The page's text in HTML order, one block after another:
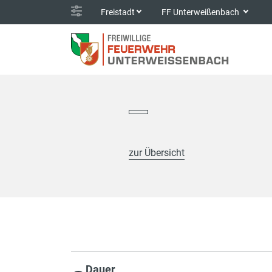
Freistadt FF Unterweißenbach
zur Übersicht
Dauer